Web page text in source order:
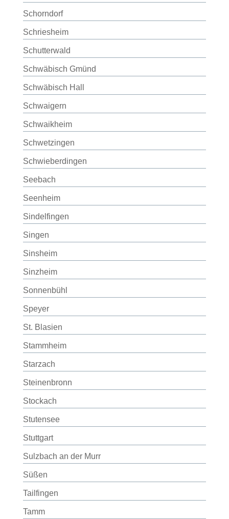
Schorndorf
Schriesheim
Schutterwald
Schwäbisch Gmünd
Schwäbisch Hall
Schwaigern
Schwaikheim
Schwetzingen
Schwieberdingen
Seebach
Seenheim
Sindelfingen
Singen
Sinsheim
Sinzheim
Sonnenbühl
Speyer
St. Blasien
Stammheim
Starzach
Steinenbronn
Stockach
Stutensee
Stuttgart
Sulzbach an der Murr
Süßen
Tailfingen
Tamm